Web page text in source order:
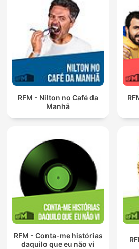
RFM - Nilton no Café da
Manhã
RFM - Conta-me histórias
daquilo que eu não vi